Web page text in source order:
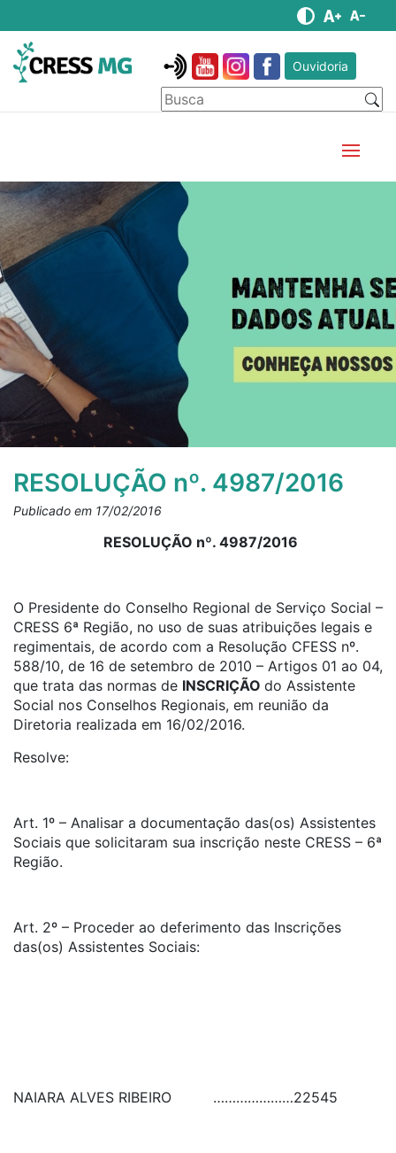
Ouvidoria
RESOLUÇÃO nº. 4987/2016
Publicado em 17/02/2016
RESOLUÇÃO nº. 4987/2016
O Presidente do Conselho Regional de Serviço Social –
CRESS 6ª Região, no uso de suas atribuições legais e
regimentais, de acordo com a Resolução CFESS nº.
588/10, de 16 de setembro de 2010 – Artigos 01 ao 04,
que trata das normas de INSCRIÇÃO do Assistente
Social nos Conselhos Regionais, em reunião da
Diretoria realizada em 16/02/2016.
Resolve:
Art. 1º – Analisar a documentação das(os) Assistentes
Sociais que solicitaram sua inscrição neste CRESS – 6ª
Região.
Art. 2º – Proceder ao deferimento das Inscrições
das(os) Assistentes Sociais:
NAIARA ALVES RIBEIRO …………………22545